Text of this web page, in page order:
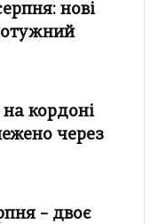
нові
кордоні
через
– двоє